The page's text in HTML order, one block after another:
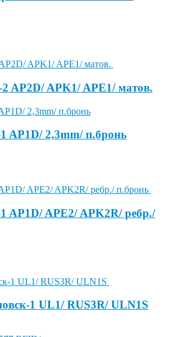
AP2D/ APK1/ APE1/ матов.
AP1D/ 2,3mm/ п.бронь
AP1D/ APE2/ APK2R/ ребр./
1 UL1/ RUS3R/ ULN1S